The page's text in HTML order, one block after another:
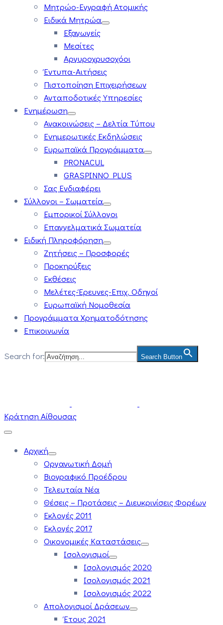
Μητρώο-Εγγραφή Ατομικής
Ειδικά Μητρώα
Εξαγωγείς
Μεσίτες
Αργυροχρυσοχόοι
Έντυπα-Αιτήσεις
Πιστοποίηση Επιχειρήσεων
Ανταποδοτικές Υπηρεσίες
Ενημέρωση
Ανακοινώσεις – Δελτία Τύπου
Ενημερωτικές Εκδηλώσεις
Ευρωπαϊκά Προγράμματα
PRONACUL
GRASPINNO PLUS
Σας Ενδιαφέρει
Σύλλογοι – Σωματεία
Εμπορικοί Σύλλογοι
Επαγγελματικά Σωματεία
Ειδική Πληροφόρηση
Ζητήσεις – Προσφορές
Προκηρύξεις
Εκθέσεις
Μελέτες-Έρευνες-Επιχ. Οδηγοί
Ευρωπαϊκή Νομοθεσία
Προγράμματα Χρηματοδότησης
Επικοινωνία
Search for: Search Button
Κράτηση Αίθουσας
Αρχική
Οργανωτική Δομή
Βιογραφικό Προέδρου
Τελευταία Νέα
Θέσεις – Προτάσεις – Διευκρινίσεις Φορέων
Εκλογές 2011
Εκλογές 2017
Οικονομικές Καταστάσεις
Ισολογισμοί
Ισολογισμός 2020
Ισολογισμός 2021
Ισολογισμός 2022
Απολογισμοί Δράσεων
Έτους 2021